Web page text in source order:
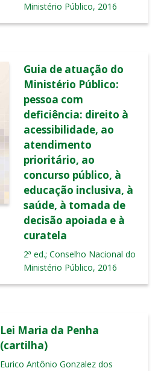
Ministério Público, 2016
Guia de atuação do
Ministério Público:
pessoa com
deficiência: direito à
acessibilidade, ao
atendimento
prioritário, ao
concurso público, à
educação inclusiva, à
saúde, à tomada de
decisão apoiada e à
curatela
2ª ed.; Conselho Nacional do
Ministério Público, 2016
Lei Maria da Penha
(cartilha)
Eurico Antônio Gonzalez dos